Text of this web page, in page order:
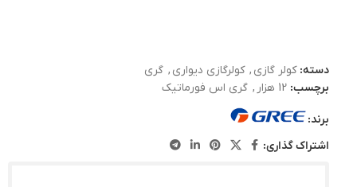
دسته: کولر گازی , کولرگازی دیواری , گری
برچسب: 12 هزار , گری اس فورماتیک
برند:
اشتراک گذاری: